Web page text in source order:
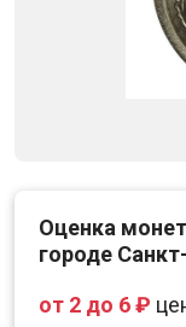
Оценка
городе
от 2 до 6 ₽